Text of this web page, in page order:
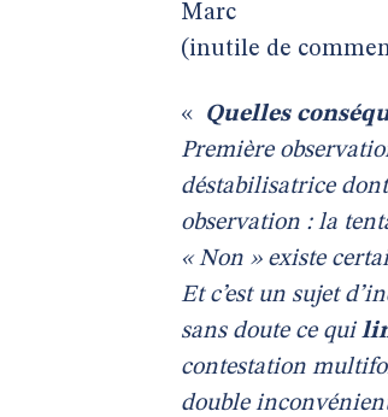
Marc
(inutile de
« Quelles
Première
déstabilisatrice
observation : la
« Non » existe
Et c’est un sujet
sans doute ce qui
contestation
double